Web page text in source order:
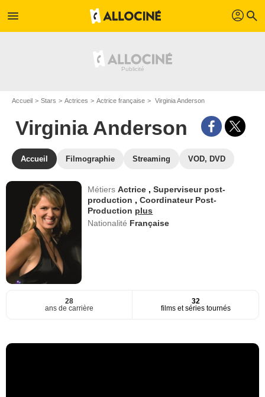
menu profil search
Accueil Stars Actrices Actrice française Virginia Anderson
Virginia Anderson
Accueil Filmographie Streaming VOD, DVD
MétiersActrice ,Superviseur post-
production ,Coordinateur Post-
Production plus
Nationalité Française
28
ans de carrière
32
films et séries tournés